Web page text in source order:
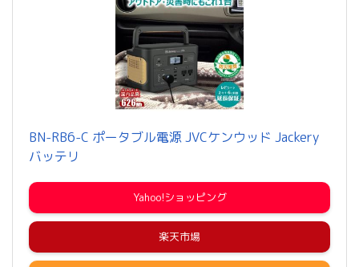
BN-RB6-C ポータブル電源 JVCケンウッド Jackery
バッテリ
Yahoo!ショッピング
楽天市場